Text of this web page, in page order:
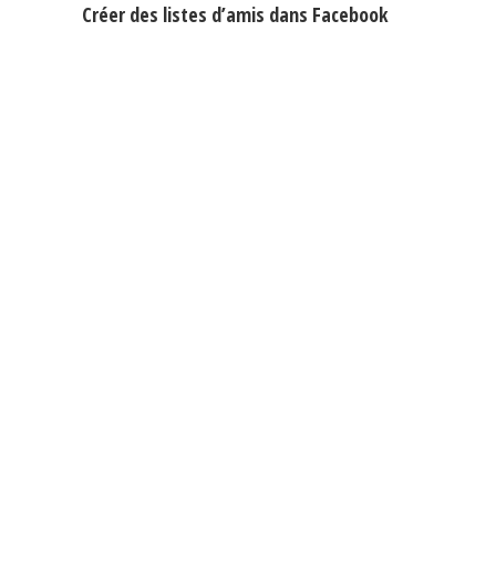
Créer des listes d’amis dans Facebook